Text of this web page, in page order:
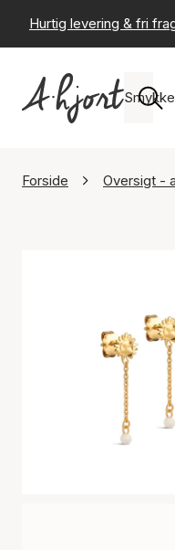
Hurtig levering & fri
Forside Oversigt -